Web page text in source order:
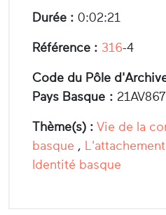
Durée : 0:02:21
Référence : 316-4
Code du Pôle
Pays Basque : 21AV867
Thème(s) : Vie de la
basque ,
Identité basque